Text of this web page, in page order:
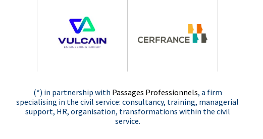
(*) in partnership with Passages Professionnels, a firm
specialising in the civil service: consultancy, training, managerial
support, HR, organisation, transformations within the civil
service.